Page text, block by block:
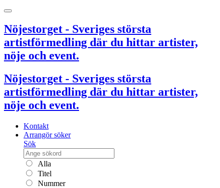
Nöjestorget - Sveriges största
artistförmedling där du hittar artister,
nöje och event.
Nöjestorget - Sveriges största
artistförmedling där du hittar artister,
nöje och event.
Kontakt
Arrangör söker
Sök
Alla
Titel
Nummer